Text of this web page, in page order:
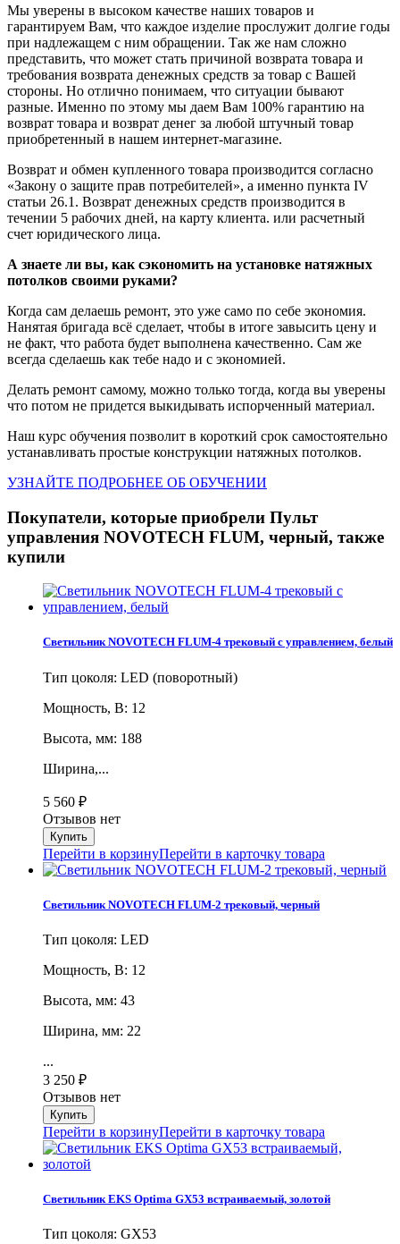
Мы уверены в высоком качестве наших товаров и
гарантируем Вам, что каждое изделие прослужит долгие годы
при надлежащем с ним обращении. Так же нам сложно
представить, что может стать причиной возврата товара и
требования возврата денежных средств за товар с Вашей
стороны. Но отлично понимаем, что ситуации бывают
разные. Именно по этому мы даем Вам 100% гарантию на
возврат товара и возврат денег за любой штучный товар
приобретенный в нашем интернет-магазине.
Возврат и обмен купленного товара производится согласно
«Закону о защите прав потребителей», а именно пункта IV
статьи 26.1. Возврат денежных средств производится в
течении 5 рабочих дней, на карту клиента. или расчетный
счет юридического лица.
А знаете ли вы, как сэкономить на установке натяжных
потолков своими руками?
Когда сам делаешь ремонт, это уже само по себе экономия.
Нанятая бригада всё сделает, чтобы в итоге завысить цену и
не факт, что работа будет выполнена качественно. Сам же
всегда сделаешь как тебе надо и с экономией.
Делать ремонт самому, можно только тогда, когда вы уверены
что потом не придется выкидывать испорченный материал.
Наш курс обучения позволит в короткий срок самостоятельно
устанавливать простые конструкции натяжных потолков.
УЗНАЙТЕ ПОДРОБНЕЕ ОБ ОБУЧЕНИИ
Покупатели, которые приобрели Пульт
управления NOVOTECH FLUM, черный, также
купили
Светильник NOVOTECH FLUM-4 трековый с управлением, белый
Тип цоколя: LED (поворотный)
Мощность, В: 12
Высота, мм: 188
Ширина,...
5 560 ₽
Отзывов нет
Перейти в корзинуПерейти в карточку товара
Светильник NOVOTECH FLUM-2 трековый, черный
Тип цоколя: LED
Мощность, В: 12
Высота, мм: 43
Ширина, мм: 22
...
3 250 ₽
Отзывов нет
Перейти в корзинуПерейти в карточку товара
Светильник EKS Optima GX53 встраиваемый, золотой
Тип цоколя: GX53